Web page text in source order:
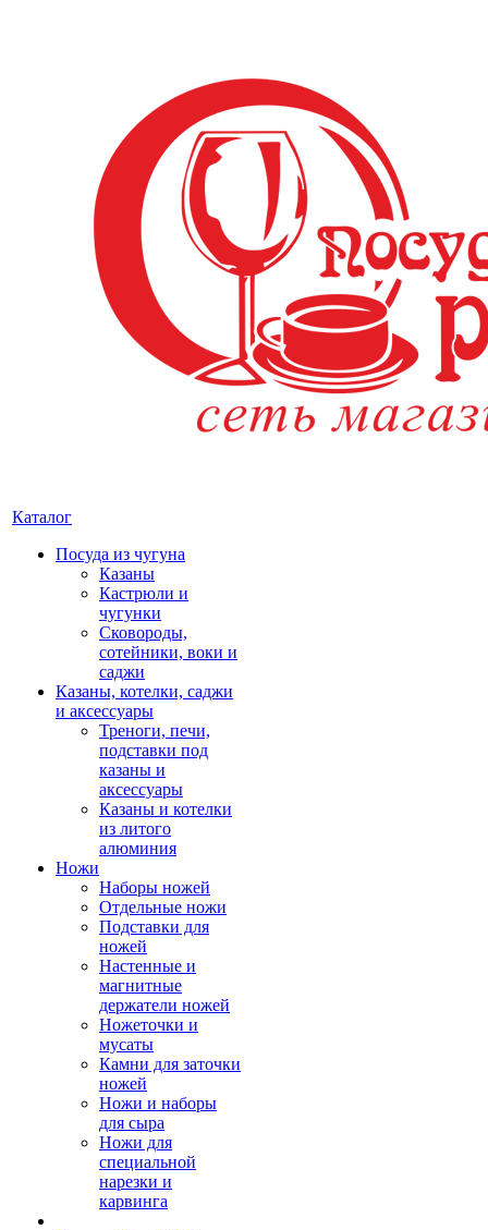
Каталог
Посуда из чугуна
Казаны
Кастрюли и
чугунки
Сковороды,
сотейники, воки и
саджи
Казаны, котелки, саджи
и аксессуары
Треноги, печи,
подставки под
казаны и
аксессуары
Казаны и котелки
из литого
алюминия
Ножи
Наборы ножей
Отдельные ножи
Подставки для
ножей
Настенные и
магнитные
держатели ножей
Ножеточки и
мусаты
Камни для заточки
ножей
Ножи и наборы
для сыра
Ножи для
специальной
нарезки и
карвинга